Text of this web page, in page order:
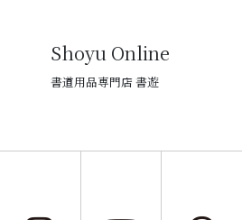
Shoyu Online
書道用品専門店 書遊